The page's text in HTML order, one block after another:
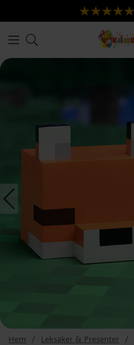
Hem Leksaker & Presenter